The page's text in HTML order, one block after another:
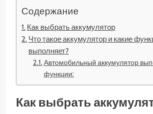
Содержание
Как выбрать аккумулятор
Что такое аккумулятор и какие
выполняет?
Автомобильный аккумулятор
функции:
Как выбрать